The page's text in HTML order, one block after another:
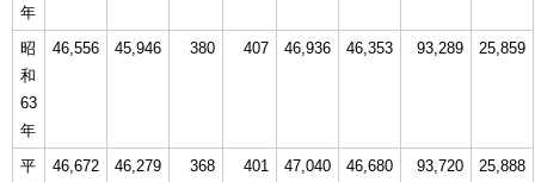
年
昭
和
63
年
46,556 45,946 380 407 46,936 46,353 93,289 25,859
平
46,672 46,279 368 401 47,040 46,680 93,720 25,888